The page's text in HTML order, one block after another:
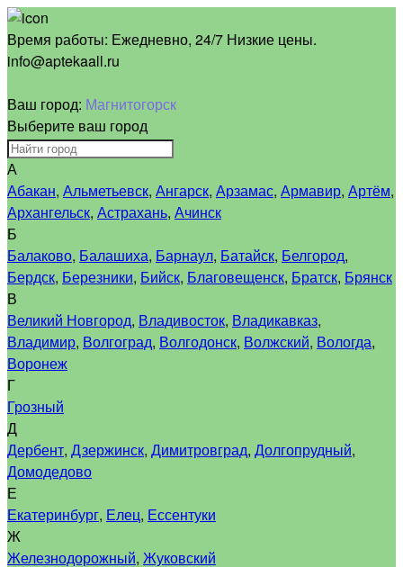
Время работы: Ежедневно, 24/7 Низкие цены.
info@aptekaall.ru
Ваш город: Магнитогорск
Выберите ваш город
А
Абакан, Альметьевск, Ангарск, Арзамас, Армавир, Артём,
Архангельск, Астрахань, Ачинск
Б
Балаково, Балашиха, Барнаул, Батайск, Белгород,
Бердск, Березники, Бийск, Благовещенск, Братск, Брянск
В
Великий Новгород, Владивосток, Владикавказ,
Владимир, Волгоград, Волгодонск, Волжский, Вологда,
Воронеж
Г
Грозный
Д
Дербент, Дзержинск, Димитровград, Долгопрудный,
Домодедово
Е
Екатеринбург, Елец, Ессентуки
Ж
Железнодорожный, Жуковский